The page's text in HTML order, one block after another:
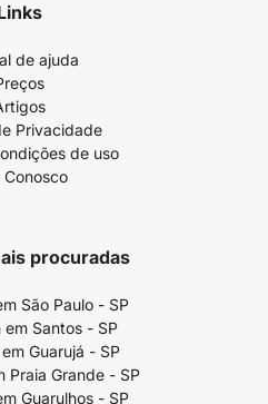
de ajuda
Privacidade
de uso
Conosco
procuradas
São Paulo - SP
em Santos - SP
Guarujá - SP
Praia Grande - SP
Guarulhos - SP